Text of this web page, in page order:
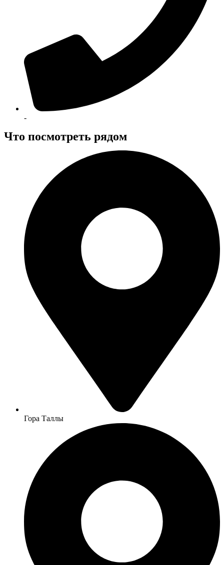
-
Что посмотреть рядом
Гора Таллы